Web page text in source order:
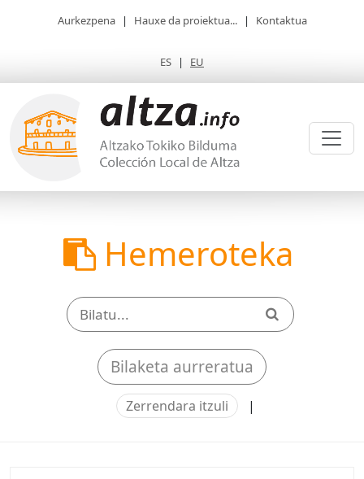
Aurkezpena | Hauxe da proiektua... | Kontaktua
ES | EU
Hemeroteka
Bilaketa aurreratua
Zerrendara itzuli |